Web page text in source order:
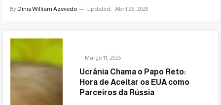
By Dinis William Azevedo Updated: Abril 26, 2025
Março 11, 2025
Ucrânia Chama o Papo Reto:
Hora de Aceitar os EUA como
Parceiros da Rússia